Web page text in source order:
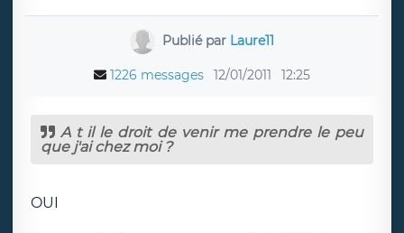
Publié par Laure11
1226 messages 12/01/2011 12:25
A t il le droit de venir me prendre le peu
que j'ai chez moi ?
OUI